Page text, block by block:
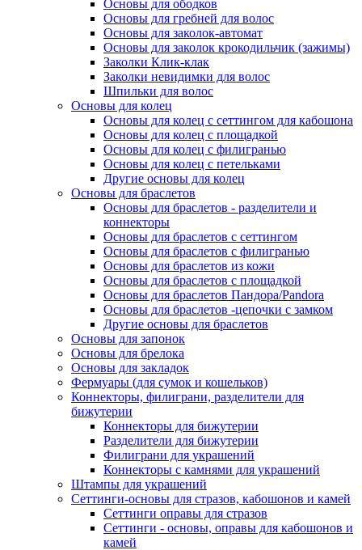
Основы для ободков
Основы для гребней для волос
Основы для заколок-автомат
Основы для заколок крокодильчик (зажимы)
Заколки Клик-клак
Заколки невидимки для волос
Шпильки для волос
Основы для колец
Основы для колец с сеттингом для кабошона
Основы для колец с площадкой
Основы для колец с филигранью
Основы для колец с петельками
Другие основы для колец
Основы для браслетов
Основы для браслетов - разделители и
коннекторы
Основы для браслетов с сеттингом
Основы для браслетов с филигранью
Основы для браслетов из кожи
Основы для браслетов с площадкой
Основы для браслетов Пандора/Pandora
Основы для браслетов -цепочки с замком
Другие основы для браслетов
Основы для запонок
Основы для брелока
Основы для закладок
Фермуары (для сумок и кошельков)
Коннекторы, филиграни, разделители для
бижутерии
Коннекторы для бижутерии
Разделители для бижутерии
Филиграни для украшений
Коннекторы с камнями для украшений
Штампы для украшений
Сеттинги-основы для стразов, кабошонов и камей
Сеттинги оправы для стразов
Сеттинги - основы, оправы для кабошонов и
камей